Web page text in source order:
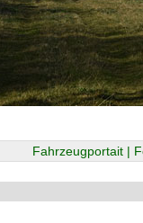
Fahrzeugportait |